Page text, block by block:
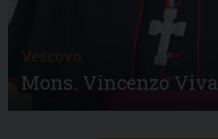
Vescovo
Mons. Vincenzo Viva